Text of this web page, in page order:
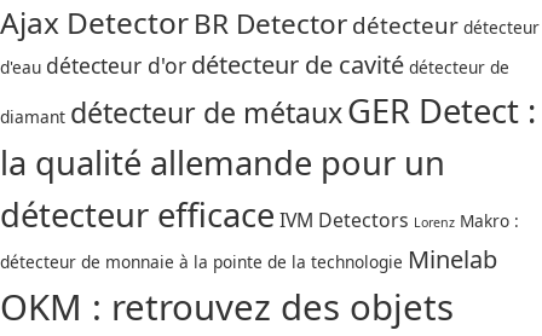
Ajax DetectorBR Detectordétecteur détecteur
d'eau détecteur d'or détecteur de cavité détecteur de
diamant détecteur de métauxGER Detect :
la qualité allemande pour un
détecteur efficace IVM Detectors Lorenz Makro :
détecteur de monnaie à la pointe de la technologie Minelab
OKM : retrouvez des objets